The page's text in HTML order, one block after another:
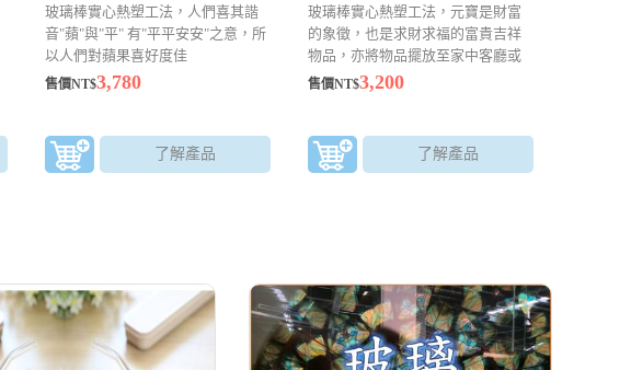
玻璃棒實心熱塑工法，人們喜其諧
音"蘋"與"平" 有"平平安安"之意，所
以人們對蘋果喜好度佳
售價NT$3,780
了解產品
玻璃棒實心熱塑工法，元寶是財富
的象徵，也是求財求福的富貴吉祥
物品，亦將物品擺放至家中客廳或
店面招財用
售價NT$3,200
了解產品